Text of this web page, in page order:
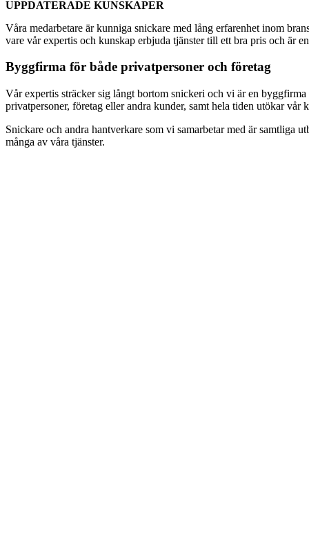
UPPDATERADE KUNSKAPER
Våra medarbetare är kunniga snickare med lång erfarenhet inom
vare vår expertis och kunskap erbjuda tjänster till ett bra pris och är
Byggfirma för både privatpersoner och företag
Vår expertis sträcker sig långt bortom snickeri och vi är en
privatpersoner, företag eller andra kunder, samt hela tiden utökar vår
Snickare och andra hantverkare som vi samarbetar med är samtliga
många av våra tjänster.